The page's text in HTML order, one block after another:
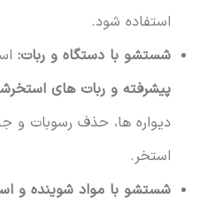
استفاده شود.
شستشو با دستگاه و ربات:
پیشرفته و ربات های
دیواره ها، حذف رسوبات و
استخر.
شستشو با مواد شوینده و